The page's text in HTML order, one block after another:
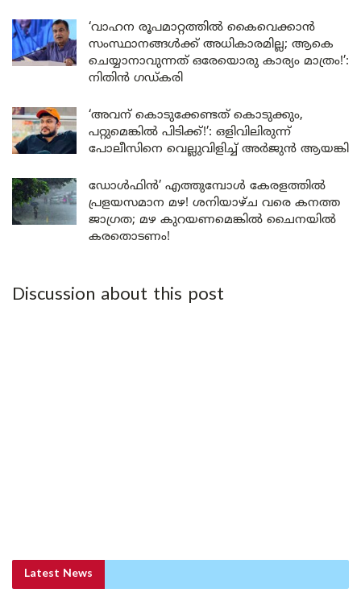
‘വാഹന രൂപമാറ്റത്തിൽ കൈവെക്കാൻ
സംസ്ഥാനങ്ങൾക്ക് അധികാരമില്ല; ആകെ
ചെയ്യാനാവുന്നത് ഒരേയൊരു കാര്യം മാത്രം!’:
നിതിൻ ഗഡ്കരി
‘അവന് കൊടുക്കേണ്ടത് കൊടുക്കും,
പറ്റുമെങ്കിൽ പിടിക്ക്!’: ഒളിവിലിരുന്ന്
പോലീസിനെ വെല്ലുവിളിച്ച് അർജുൻ ആയങ്കി
ഡോൾഫിൻ’ എത്തുമ്പോൾ കേരളത്തിൽ
പ്രളയസമാന മഴ! ശനിയാഴ്ച വരെ കനത്ത
ജാഗ്രത; മഴ കുറയണമെങ്കിൽ ചൈനയിൽ
കരതൊടണം!
Discussion about this post
Latest News